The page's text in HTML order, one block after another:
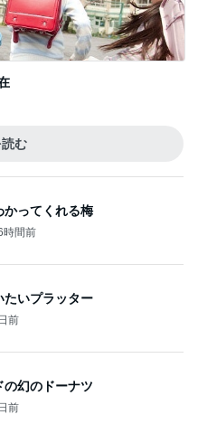
む
かってくれる梅
時間前
たいプラッター
前
の幻のドーナツ
前